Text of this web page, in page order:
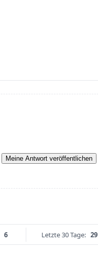
Meine Antwort veröffentlichen
6 Letzte 30 Tage: 29